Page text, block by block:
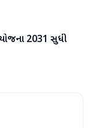
યોજના 2031 સુધી